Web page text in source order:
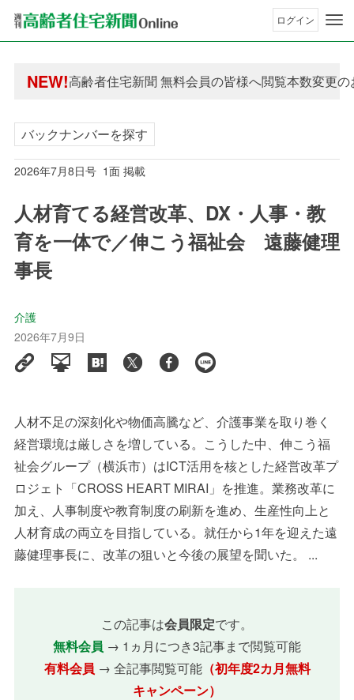
ログイン
NEW!高齢者住宅新聞 無料会員の皆様へ閲覧本数変更
高齢者住宅新聞 無料会員の皆様へ閲覧本数変更
バックナンバーを探す
2026年7月8日号 1面 掲載
人材育てる経営改革、DX・人事・教
育を一体で／伸こう福祉会 遠藤健理
事長
介護
2026年7月9日
人材不足の深刻化や物価高騰など、介護事業を取り巻く
経営環境は厳しさを増している。こうした中、伸こう福
祉会グループ（横浜市）はICT活用を核とした経営改革プ
ロジェト「CROSS HEART MIRAI」を推進。業務改革に
加え、人事制度や教育制度の刷新を進め、生産性向上と
人材育成の両立を目指している。就任から1年を迎えた遠
藤健理事長に、改革の狙いと今後の展望を聞いた。 ...
この記事は会員限定です。
無料会員 → 1ヵ月につき3記事まで閲覧可能
有料会員 → 全記事閲覧可能（初年度2カ月無料
キャンペーン）